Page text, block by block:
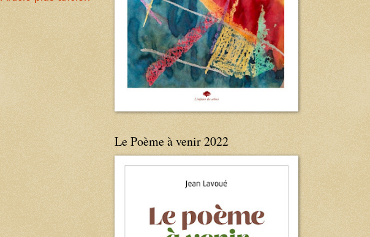
Le Poème à venir 2022